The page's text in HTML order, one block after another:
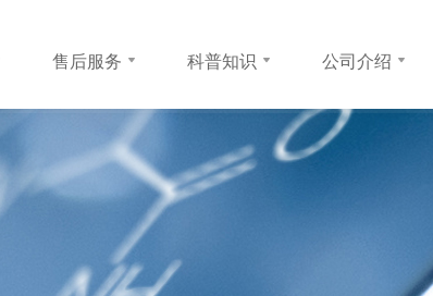
售后服务
常见问题
联系方式
科普知识
怎样长高
生长激素
公司介绍